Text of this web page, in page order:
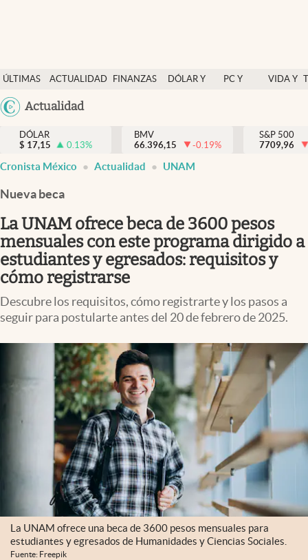
ÚLTIMAS
NOTICIAS
ACTUALIDAD
FINANZAS
DÓLAR Y
PC Y
VIDA Y
México
Actualidad
Actualidad
Finanzas y economía
Dólar y mercados
Pc y celular
Vida y estilo
Clima
Espiritualidad
abre en nueva pestaña
México
DÓLAR
$ 17,15 0.13%
BMV
66.396,15
-0.19%
S&P 500
7709,96
Cronista México Actualidad UNAM
Nueva beca
La UNAM ofrece beca de 3600 pesos
mensuales con este programa dirigido a
estudiantes y egresados: requisitos y
cómo registrarse
Descubre los requisitos, cómo registrarte y los pasos a
seguir para postularte antes del 20 de febrero de 2025.
La UNAM ofrece una beca de 3600 pesos mensuales para
estudiantes y egresados de Humanidades y Ciencias Sociales.
Fuente: Freepik